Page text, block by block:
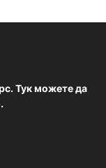
Тук можете да